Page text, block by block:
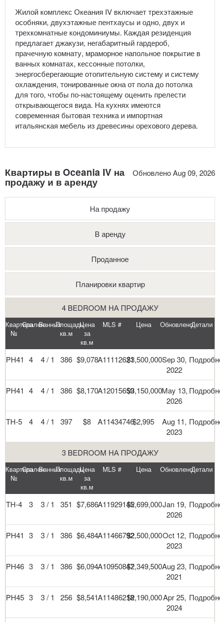
Жилой комплекс Океания IV включает трехэтажные
особняки, двухэтажные пентхаусы и одно, двух и
трехкомнатные кондоминиумы. Каждая резиденция
предлагает джакузи, негабаритный гардероб,
прачечную комнату, мраморное напольное покрытие в
ванных комнатах, кессонные потолки,
энергосберегающие отопительную систему и систему
охлаждения, тонированные окна от пола до потолка
для того, чтобы по-настоящему оценить прелести
открывающегося вида. На кухнях имеются
современная бытовая техника и импортная
итальянская мебель из древесины орехового дерева.
Обновлено Aug 09, 2026
Квартиры в Oceania IV на
продажу и в аренду
На продажу
В аренду
Проданное
Планировки квартир
4 BEDROOM НА ПРОДАЖУ
Квартира
№
СпаленВанныхПлощадь
кв.м
Цена
за
кв.м
MLS # Цена ОбновленоДетали
PH41 4 4 / 1 386 $9,078A11112621$3,500,000Sep 30,
2022
PH41 4 4 / 1 386 $8,170A12015659$3,150,000May 13,
2026
TH-5 4 4 / 1 397 $8 A11434746$2,995
Aug 11,
2023
3 BEDROOM НА ПРОДАЖУ
Квартира
№
СпаленВанныхПлощадь
кв.м
Цена
за
кв.м
MLS # Цена ОбновленоДетали
TH-4 3 3 / 1 351 $7,686A11929145$2,699,000Jan 19,
2026
PH41 3 3 / 1 386 $6,484A11466792$2,500,000Oct 12,
2023
PH46 3 3 / 1 386 $6,094A10950847$2,349,500Aug 23,
2021
PH45 3 3 / 1 256 $8,541A11486218$2,190,000Apr 25,
2024